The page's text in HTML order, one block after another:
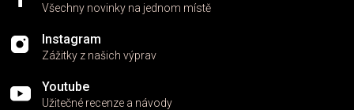
Všechny novinky na jednom místě
Instagram
Zážitky z našich výprav
Youtube
Užitečné recenze a návody